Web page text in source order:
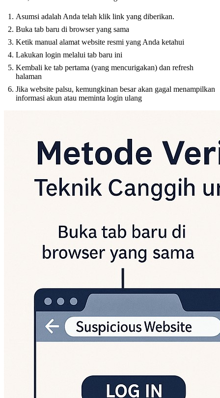
Asumsi adalah Anda telah klik link yang diberikan.
Buka tab baru di browser yang sama
Ketik manual alamat website resmi yang Anda ketahui
Lakukan login melalui tab baru ini
Kembali ke tab pertama (yang mencurigakan) dan refresh
halaman
Jika website palsu, kemungkinan besar akan gagal menampilkan
informasi akun atau meminta login ulang